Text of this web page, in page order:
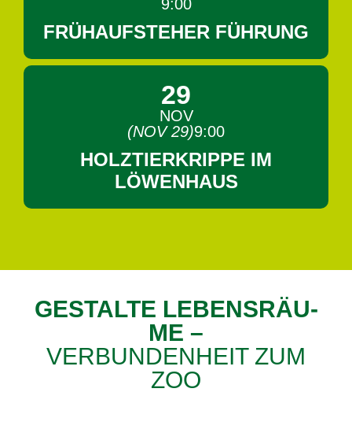
9:00
FRÜHAUFSTEHER FÜHRUNG
29
NOV
(NOV 29)9:00
HOLZTIERKRIPPE IM
LÖWENHAUS
GE­STAL­TE LE­BENS­RÄU­
ME –
VER­BUN­DEN­HEIT ZUM
ZOO